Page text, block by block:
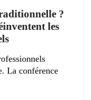
?
les
La conférence